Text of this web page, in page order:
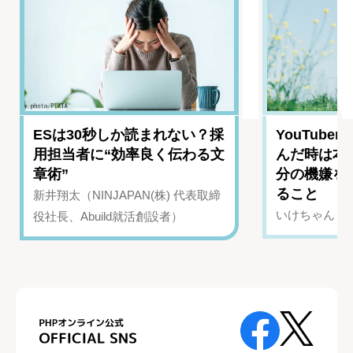
ESは30秒しか読まれない？採
用担当者に“効率良く伝わる文
章術”
新井翔太（NINJAPAN(株) 代表取締
役社長、Abuild就活創設者）
YouTuber
んだ時は
分の機嫌を
ること
いけちゃん（